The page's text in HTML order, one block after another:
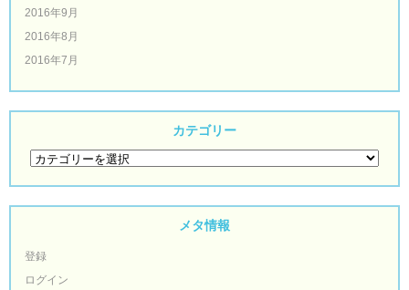
2016年9月
2016年8月
2016年7月
カテゴリー
メタ情報
登録
ログイン